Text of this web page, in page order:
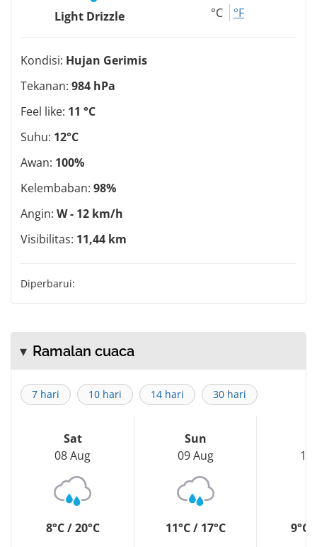
Light Drizzle °C °F
Kondisi: Hujan Gerimis
Tekanan: 984 hPa
Feel like: 11 °C
Suhu: 12°C
Awan: 100%
Kelembaban: 98%
Angin: W - 12 km/h
Visibilitas: 11,44 km
Diperbarui:
Ramalan cuaca
7 hari 10 hari 14 hari 30 hari
Sat
08 Aug
8°C / 20°C
Sun
09 Aug
11°C / 17°C
10
9°C